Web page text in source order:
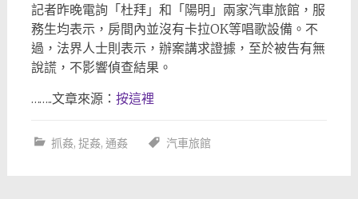
記者昨晚電詢「杜拜」和「陽明」兩家汽車旅館，服
務生均表示，房間內並沒有卡拉OK等唱歌設備。不
過，法界人士則表示，辦案講求證據，至於被告有無
說謊，不影響偵查結果。
……..文章來源： 按這裡
抓姦, 捉姦, 通姦 汽車旅館